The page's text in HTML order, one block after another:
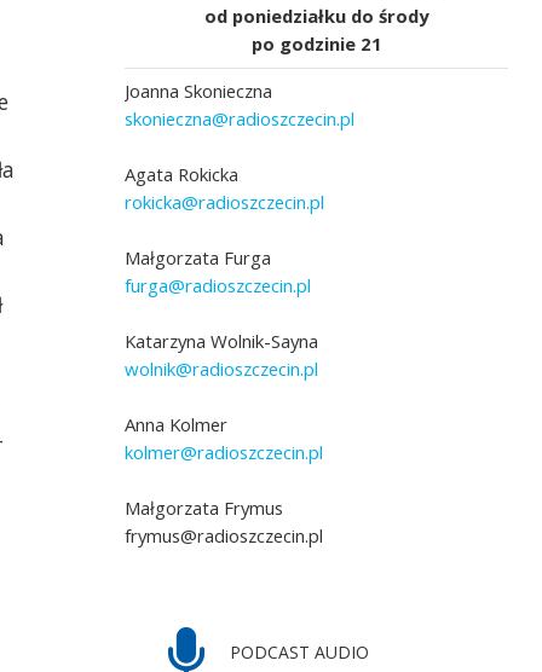
od poniedziałku do środy
po godzinie 21
Joanna Skonieczna
skonieczna@radioszczecin.pl
Agata Rokicka
rokicka@radioszczecin.pl
Małgorzata Furga
furga@radioszczecin.pl
Katarzyna Wolnik-Sayna
wolnik@radioszczecin.pl
Anna Kolmer
kolmer@radioszczecin.pl
Małgorzata Frymus
frymus@radioszczecin.pl
PODCAST AUDIO